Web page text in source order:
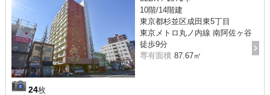
24枚
10階/14階建
東京都杉並区成田東5丁目
東京メトロ丸ノ内線 南阿佐ヶ谷
徒歩9分
専有面積 87.67㎡